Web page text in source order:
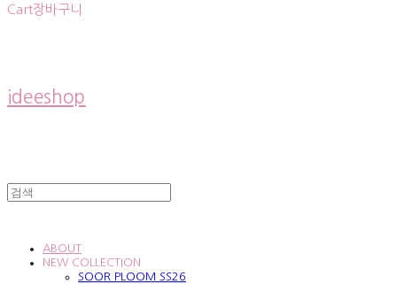
Cart장바구니
ideeshop
ABOUT
NEW COLLECTION
SOOR PLOOM SS26